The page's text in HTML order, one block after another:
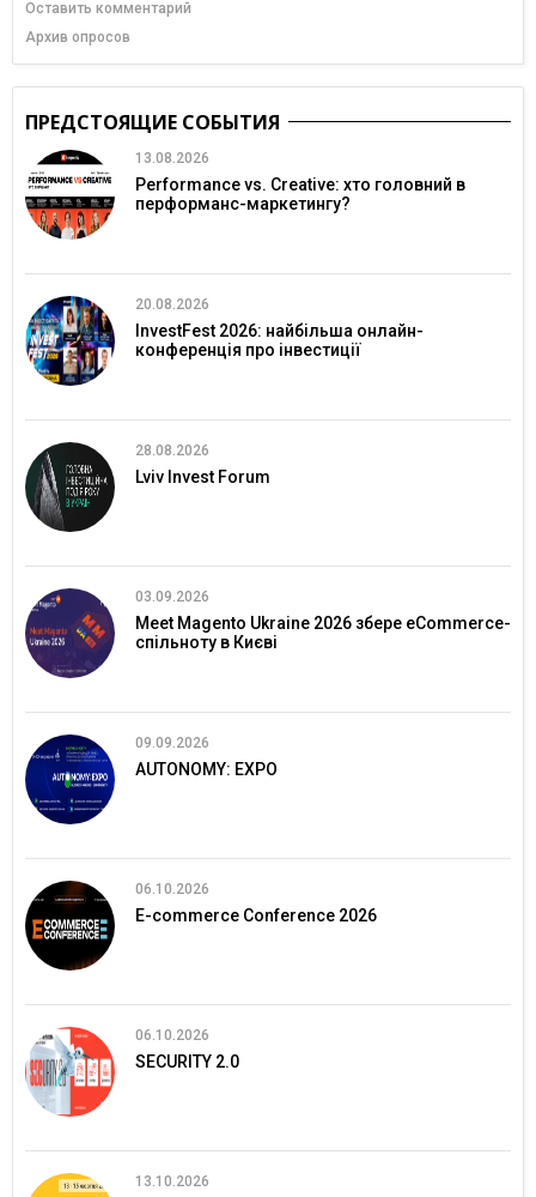
Оставить комментарий
Архив опросов
ПРЕДСТОЯЩИЕ СОБЫТИЯ
13.08.2026
Performance vs. Creative: хто головний в
перформанс-маркетингу?
20.08.2026
InvestFest 2026: найбільша онлайн-
конференція про інвестиції
28.08.2026
Lviv Invest Forum
03.09.2026
Meet Magento Ukraine 2026 збере eCommerce-
спільноту в Києві
09.09.2026
AUTONOMY: EXPO
06.10.2026
E-commerce Conference 2026
06.10.2026
SECURITY 2.0
13.10.2026